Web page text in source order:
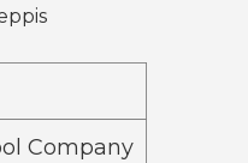
Company